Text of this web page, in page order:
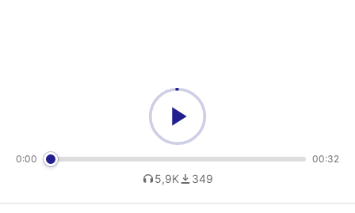
0:00 00:32
5,9K 349